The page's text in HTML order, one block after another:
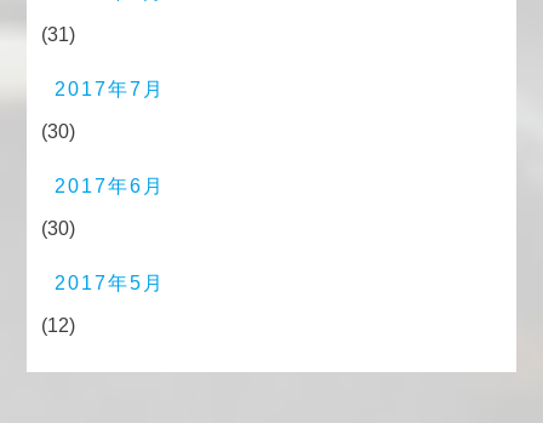
(31)
2017年7月
(30)
2017年6月
(30)
2017年5月
(12)